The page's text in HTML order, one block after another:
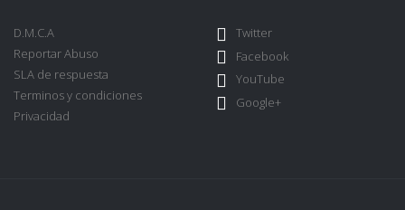
D.M.C.A
Reportar Abuso
SLA de respuesta
Terminos y condiciones
Privacidad
Twitter
Facebook
YouTube
Google+